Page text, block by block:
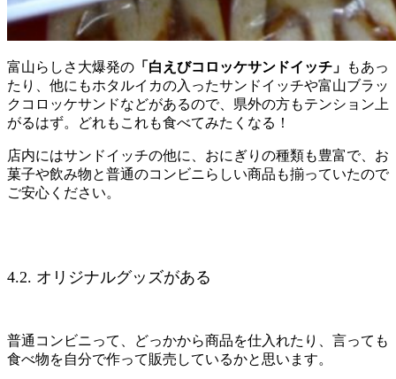
富山らしさ大爆発の 「白えびコロッケサンドイッチ」
もあっ
たり、他にもホタルイカの入ったサンドイッチや富山ブラッ
クコロッケサンドなどがあるので、県外の方もテンション上
がるはず。どれもこれも食べてみたくなる！
店内にはサンドイッチの他に、おにぎりの種類も豊富で、お
菓子や飲み物と普通のコンビニらしい商品も揃っていたので
ご安心ください。
4.2. オリジナルグッズがある
普通コンビニって、どっかから商品を仕入れたり、言っても
食べ物を自分で作って販売しているかと思います。